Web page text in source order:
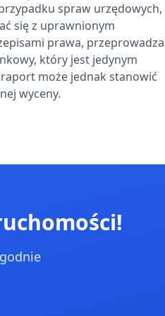
spraw urzędowych,
się z uprawnionym
prawa, przeprowadza
który jest jedynym
może jednak stanowić
wyceny.